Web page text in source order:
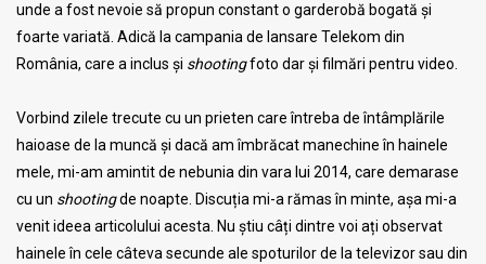
unde a fost nevoie să propun constant o garderobă bogată și
foarte variată. Adică la campania de lansare Telekom din
România, care a inclus și shootingfoto dar și filmări pentru video.
Vorbind zilele trecute cu un prieten care întreba de întâmplările
haioase de la muncă și dacă am îmbrăcat manechine în hainele
mele, mi-am amintit de nebunia din vara lui 2014, care demarase
cu un shootingde noapte. Discuția mi-a rămas în minte, așa mi-a
venit ideea articolului acesta. Nu știu câți dintre voi ați observat
hainele în cele câteva secunde ale spoturilor de la televizor sau din